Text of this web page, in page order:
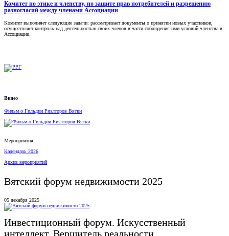
Комитет по этике и членству, по защите прав потребителей и разрешению
разногласий между членами Ассоциации
Комитет выполняет следующие задачи: рассматривает документы о принятии новых участников,
осуществляет контроль над деятельностью своих членов в части соблюдения ими условий членства в
Ассоциации.
Видео
Фильм о Гильдии Риэлторов Вятки
Мероприятия
Календарь 2026
Архив мероприятий
Вятский форум недвижимости 2025
05 декабря 2025
Инвестиционный форум. Искусственный
интеллект. Вершитель реальности